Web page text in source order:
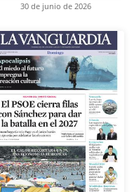
30 de junio de 2026